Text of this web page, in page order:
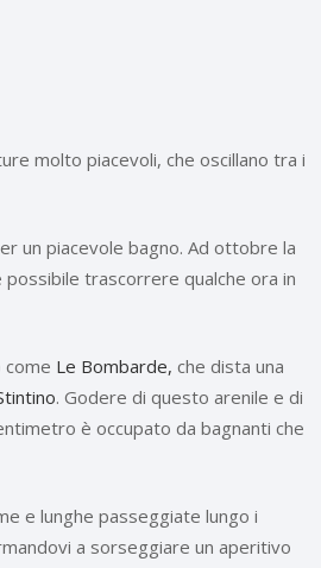
molto piacevoli, che oscillano tra i
un piacevole bagno. Ad ottobre la
trascorrere qualche ora in
come Le Bombarde, che dista una
. Godere di questo arenile e di
è occupato da bagnanti che
e lunghe passeggiate lungo i
a sorseggiare un aperitivo